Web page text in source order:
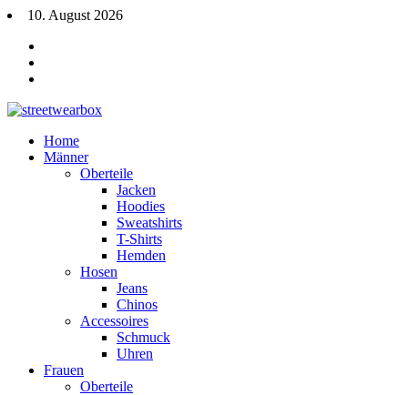
10. August 2026
Home
Männer
Oberteile
Jacken
Hoodies
Sweatshirts
T-Shirts
Hemden
Hosen
Jeans
Chinos
Accessoires
Schmuck
Uhren
Frauen
Oberteile